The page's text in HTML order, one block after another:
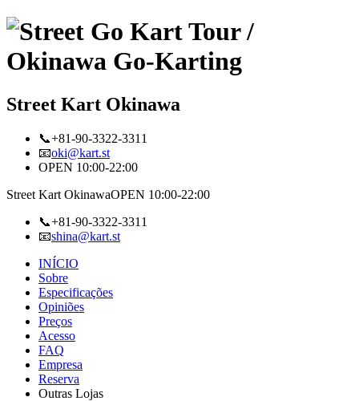
Street Kart Okinawa
📞+81-90-3322-3311
📧oki@kart.st
OPEN 10:00-22:00
Street Kart OkinawaOPEN 10:00-22:00
📞+81-90-3322-3311
📧shina@kart.st
INÍCIO
Sobre
Especificações
Opiniões
Preços
Acesso
FAQ
Empresa
Reserva
Outras Lojas